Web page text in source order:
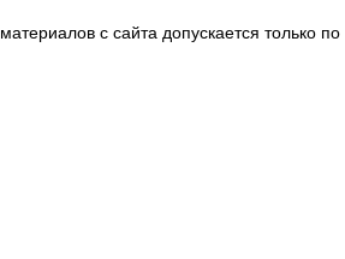
с сайта допускается только